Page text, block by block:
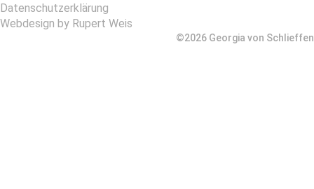
Datenschutzerklärung
Webdesign by Rupert Weis
©2026 Georgia von Schlieffen